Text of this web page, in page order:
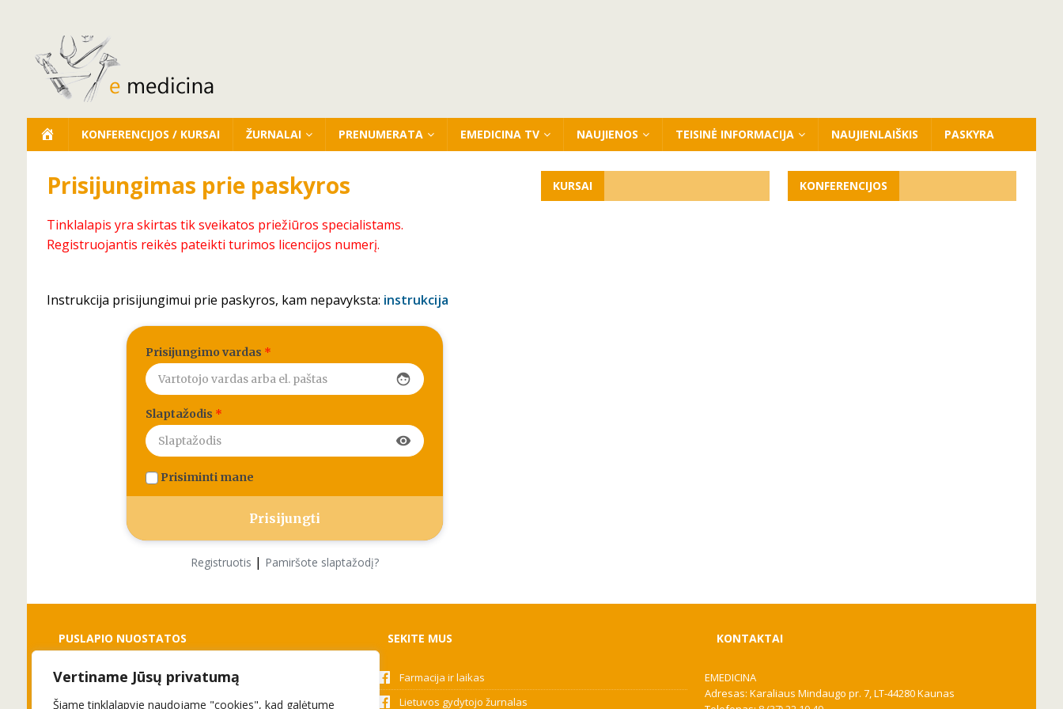
Vertiname Jūsų privatumą
Šiame tinklalapyje naudojame "cookies", kad galėtume
KONFERENCIJOS / KURSAI ŽURNALAI PRENUMERATA EMEDICINA TV NAUJIENOS TEISINĖ INFORMACIJA NAUJIENLAIŠKIS PASKYRA
Prisijungimas prie paskyros
Tinklalapis yra skirtas tik sveikatos priežiūros specialistams.
Registruojantis reikės pateikti turimos licencijos numerį.
Instrukcija prisijungimui prie paskyros, kam nepavyksta: instrukcija
Prisijungimo vardas *
face
Slaptažodis *
visibility
Prisiminti mane
Registruotis | Pamiršote slaptažodį?
KURSAI KONFERENCIJOS
PUSLAPIO NUOSTATOS
Slapukai
Privatumo politika
SEKITE MUS
Farmacija ir laikas
Lietuvos gydytojo žurnalas
KONTAKTAI
EMEDICINA
Adresas: Karaliaus Mindaugo pr. 7, LT-44280 Kaunas